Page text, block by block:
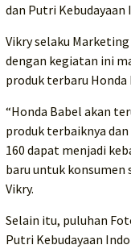
dan Putri Kebudayaan
Vikry selaku
dengan kegiatan ini
produk terbaru Honda
“Honda Babel akan
produk terbaiknya
160 dapat menjadi
baru untuk konsumen
Vikry.
Selain itu, puluhan
Putri Kebudayaan